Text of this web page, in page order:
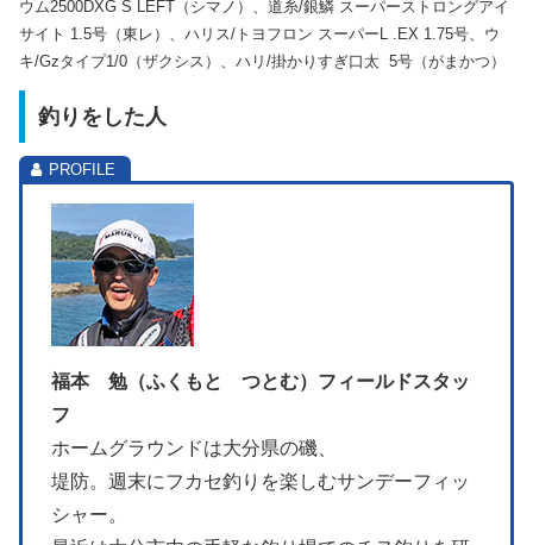
ウム2500DXG S LEFT（シマノ）、道糸/銀鱗 スーパーストロングアイ
サイト 1.5号（東レ）、ハリス/トヨフロン スーパーL .EX 1.75号、ウ
キ/Gzタイプ1/0（ザクシス）、ハリ/掛かりすぎ口太 5号（がまかつ）
釣りをした人
福本 勉（ふくもと つとむ）フィールドスタッ
フ
ホームグラウンドは大分県の磯、
堤防。週末にフカセ釣りを楽しむサンデーフィッ
シャー。